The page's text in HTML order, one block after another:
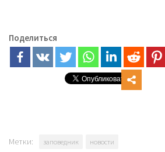
Поделиться
Метки: заповедник новости